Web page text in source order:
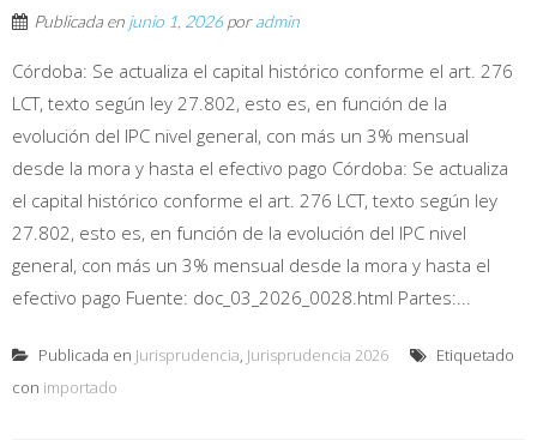
Publicada en junio 1, 2026poradmin
Córdoba: Se actualiza el capital histórico conforme el art. 276
LCT, texto según ley 27.802, esto es, en función de la
evolución del IPC nivel general, con más un 3% mensual
desde la mora y hasta el efectivo pago Córdoba: Se actualiza
el capital histórico conforme el art. 276 LCT, texto según ley
27.802, esto es, en función de la evolución del IPC nivel
general, con más un 3% mensual desde la mora y hasta el
efectivo pago Fuente: doc_03_2026_0028.html Partes:...
Publicada en Jurisprudencia, Jurisprudencia 2026
Etiquetado
con importado